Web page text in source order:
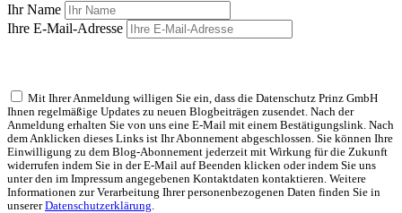
Ihr Name
Ihre E-Mail-Adresse
Mit Ihrer Anmeldung willigen Sie ein, dass die Datenschutz Prinz GmbH
Ihnen regelmäßige Updates zu neuen Blogbeiträgen zusendet. Nach der
Anmeldung erhalten Sie von uns eine E-Mail mit einem Bestätigungslink. Nach
dem Anklicken dieses Links ist Ihr Abonnement abgeschlossen. Sie können Ihre
Einwilligung zu dem Blog-Abonnement jederzeit mit Wirkung für die Zukunft
widerrufen indem Sie in der E-Mail auf Beenden klicken oder indem Sie uns
unter den im Impressum angegebenen Kontaktdaten kontaktieren. Weitere
Informationen zur Verarbeitung Ihrer personenbezogenen Daten finden Sie in
unsererDatenschutzerklärung.